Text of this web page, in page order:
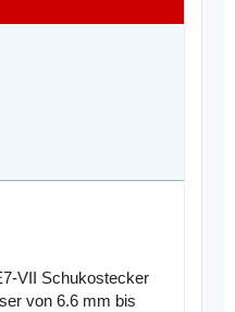
VII Schukostecker
von 6.6 mm bis